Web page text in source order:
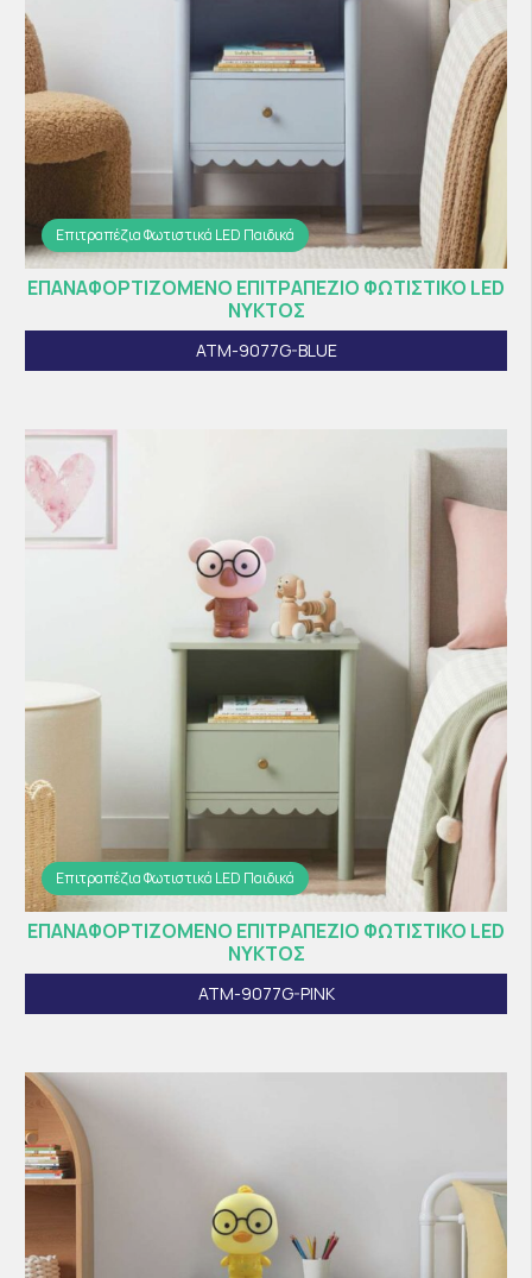
Επιτραπέζια Φωτιστικά LED Παιδικά
ΕΠΑΝΑΦΟΡΤΙΖΟΜΕΝΟ ΕΠΙΤΡΑΠΕΖΙΟ ΦΩΤΙΣΤΙΚΟ LED
ΝΥΚΤΟΣ
ATM-9077G-BLUE
Επιτραπέζια Φωτιστικά LED Παιδικά
ΕΠΑΝΑΦΟΡΤΙΖΟΜΕΝΟ ΕΠΙΤΡΑΠΕΖΙΟ ΦΩΤΙΣΤΙΚΟ LED
ΝΥΚΤΟΣ
ATM-9077G-PINK